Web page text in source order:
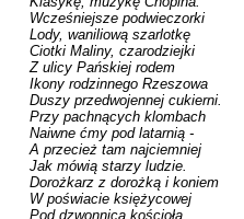
Wcześniejsze podwieczorki
Lody, waniliową szarlotkę
Ciotki Maliny, czarodziejki
Z ulicy Pańskiej rodem
Ikony rodzinnego Rzeszowa
Duszy przedwojennej cukierni.
Przy pachnących klombach
Naiwne ćmy pod latarnią -
A przecież tam najciemniej
Jak mówią starzy ludzie.
Dorożkarz z dorożką i koniem
W poświacie księżycowej
Pod dzwonnicą kościoła.